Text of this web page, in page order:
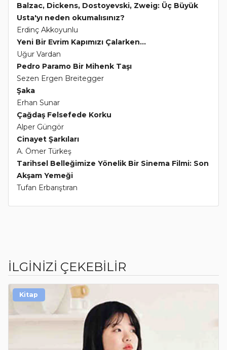
Balzac, Dickens, Dostoyevski, Zweig: Üç Büyük
Usta'yı neden okumalısınız?
Erdinç Akkoyunlu
Yeni Bir Evrim Kapımızı Çalarken...
Uğur Vardan
Pedro Paramo Bir Mihenk Taşı
Sezen Ergen Breitegger
Şaka
Erhan Sunar
Çağdaş Felsefede Korku
Alper Güngör
Cinayet Şarkıları
A. Ömer Türkeş
Tarihsel Belleğimize Yönelik Bir Sinema Filmi: Son
Akşam Yemeği
Tufan Erbarıştıran
İLGİNİZİ ÇEKEBİLİR
Kitap